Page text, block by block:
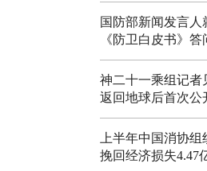
国防部新闻发言人
《防卫白皮书》答
神二十一乘组记者
返回地球后首次公
上半年中国消协
挽回经济损失4.47